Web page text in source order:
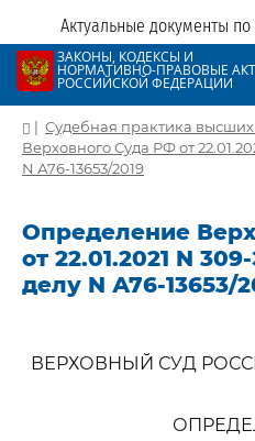
Актуальные документы
ЗАКОНЫ, КОДЕКСЫ И
НОРМАТИВНО-ПРАВОВЫЕ
РОССИЙСКОЙ ФЕДЕРАЦИИ
| Судебная практика
Верховного Суда РФ от
N А76-13653/2019
Определение
от 22.01.2021 N
делу N А76-13653/
ВЕРХОВНЫЙ СУД